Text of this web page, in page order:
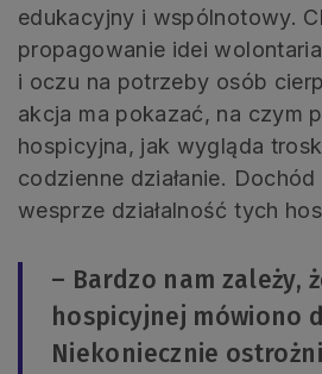
edukacyjny i wspólnotowy.
propagowanie idei
i oczu na potrzeby osób
akcja ma pokazać, na czym
hospicyjna, jak wygląda
codzienne działanie. Dochód
wesprze działalność tych
– Bardzo nam zależy,
hospicyjnej mówiono
Niekoniecznie